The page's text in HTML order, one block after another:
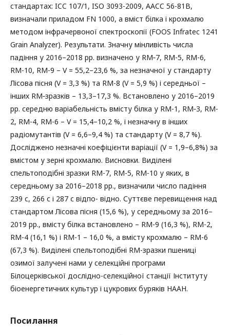
стандартах: ICC 107/1, ISO 3093-2009, AACC 56-81B,
визначали приладом FN 1000, а вміст білка і крохмалю
методом інфрачервоної спектроскопії (FOOS Infratec 1241
Grain Analyzer). Результати. Значну мінливість числа
падіння у 2016–2018 рр. визначено у RM‑7, RM-5, RM-6,
RM-10, RM-9 – V = 55,2–23,6 %, за незначної у стандарту
Лісова пісня (V = 3,3 %) та RM-8 (V = 5,9 %) і середньої –
інших RM‑зразків – 13,3–17,3 %. Встановлено у 2016–2019
рр. середню варіабельність вмісту білка у RM-1, RM‑3, RM-
2, RM-4, RM-6 – V = 15,4–10,2 %, і незначну в інших
радіомутантів (V = 6,6–9,4 %) та стандарту (V = 8,7 %).
Досліджено незначні коефіцієнти варіації (V = 1,9–6,8%) за
вмістом у зерні крохмалю. Висновки. Виділені
спельтоподібні зразки RM-7, RM-5, RM-10 у яких, в
середньому за 2016–2018 рр., визначили число падіння
239 с, 266 с і 287 с відпо- відно. Суттєве перевищення над
стандартом Лісова пісня (15,6 %), у середньому за 2016–
2019 рр., вмісту білка встановлено – RM-9 (16,3 %), RM-2,
RM-4 (16,1 %) і RM-1 – 16,0 %, а вмісту крохмалю – RM-6
(67,3 %). Виділені спельтоподібні RM-зразки пшениці
озимої залучені нами у селекційні програми
Білоцерківської дослідно-селекційної станції Інституту
біоенергетичних культур і цукрових буряків НААН.
Посилання